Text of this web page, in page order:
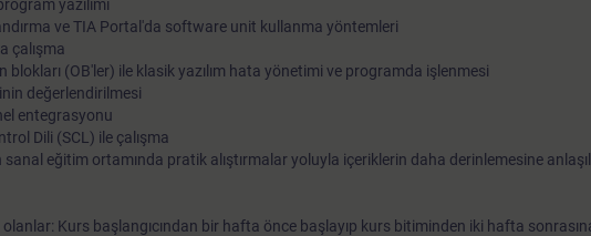
görüntüleneceğini öğreneceksiniz. Edinilen bilgi sayesinde
programlama için yeni fikirler ve ivme kazanacaksınız.
yazılımı
ve TIA Portal'da software unit kullanma yöntemleri
çalışma
(OB'ler) ile klasik yazılım hata yönetimi ve programda işlenmesi
değerlendirilmesi
entegrasyonu
Dili (SCL) ile çalışma
eğitim ortamında pratik alıştırmalar yoluyla içeriklerin daha derinlemesine
Kurs başlangıcından bir hafta önce başlayıp kurs bitiminden iki hafta